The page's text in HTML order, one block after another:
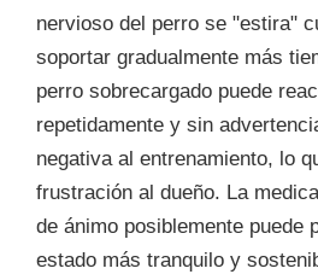
nervioso del perro se "estira"
soportar gradualmente más
perro sobrecargado puede
repetidamente y sin
negativa al entrenamiento, lo
frustración al dueño. La
de ánimo posiblemente puede
estado más tranquilo y